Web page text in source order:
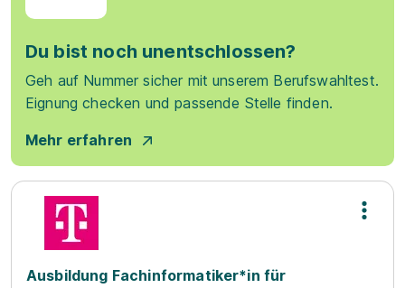
Du bist noch unentschlossen?
Geh auf Nummer sicher mit unserem Berufswahltest.
Eignung checken und passende Stelle finden.
Mehr erfahren
Ausbildung Fachinformatiker*in für